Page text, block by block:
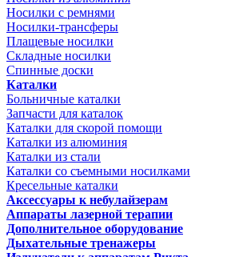
Носилки с ремнями
Носилки-трансферы
Плащевые носилки
Складные носилки
Спинные доски
Каталки
Больничные каталки
Запчасти для каталок
Каталки для скорой помощи
Каталки из алюминия
Каталки из стали
Каталки со съемными носилками
Кресельные каталки
Аксессуары к небулайзерам
Аппараты лазерной терапии
Дополнительное оборудование
Дыхательные тренажеры